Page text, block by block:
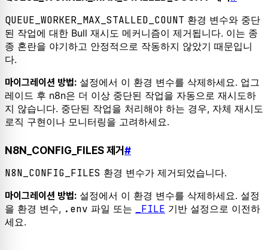
QUEUE_WORKER_MAX_STALLED_COUNT 환경 변수와 중단
된 작업에 대한 Bull 재시도 메커니즘이 제거됩니다. 이는 종
종 혼란을 야기하고 안정적으로 작동하지 않았기 때문입니
다.
마이그레이션 방법: 설정에서 이 환경 변수를 삭제하세요. 업그
레이드 후 n8n은 더 이상 중단된 작업을 자동으로 재시도하
지 않습니다. 중단된 작업을 처리해야 하는 경우, 자체 재시도
로직 구현이나 모니터링을 고려하세요.
N8N_CONFIG_FILES 제거#
N8N_CONFIG_FILES 환경 변수가 제거되었습니다.
마이그레이션 방법: 설정에서 이 환경 변수를 삭제하세요. 설정
을 환경 변수, .env 파일 또는 _FILE 기반 설정으로 이전하
세요.